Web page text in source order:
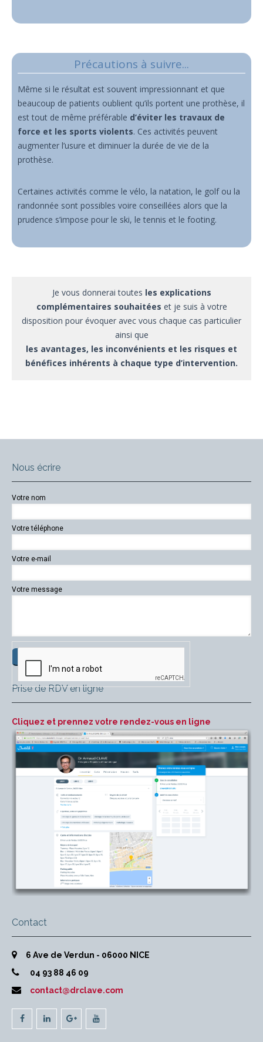
Précautions à suivre...
Même si le résultat est souvent impressionnant et que
beaucoup de patients oublient qu’ils portent une prothèse, il
est tout de même préférable d’éviter les travaux de
force et les sports violents. Ces activités peuvent
augmenter l’usure et diminuer la durée de vie de la
prothèse.
Certaines activités comme le vélo, la natation, le golf ou la
randonnée sont possibles voire conseillées alors que la
prudence s’impose pour le ski, le tennis et le footing.
Je vous donnerai toutes les explications
complémentaires souhaitées et je suis à votre
disposition pour évoquer avec vous chaque cas particulier
ainsi que
les avantages, les inconvénients et les risques et
bénéfices inhérents à chaque type d’intervention.
Nous écrire
Votre nom
Votre téléphone
Votre e-mail
Votre message
Prise de RDV en ligne
Cliquez et prennez votre rendez-vous en ligne
Contact
6 Ave de Verdun - 06000 NICE
04 93 88 46 09
contact@drclave.com